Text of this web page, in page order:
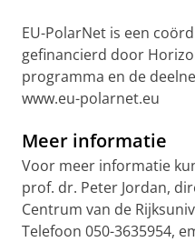
EU-PolarNet is een
gefinancierd door
programma en de
www.eu-polarnet.eu
Meer informatie
Voor meer informatie
prof. dr. Peter Jordan,
Centrum van de
Telefoon 050-3635954,